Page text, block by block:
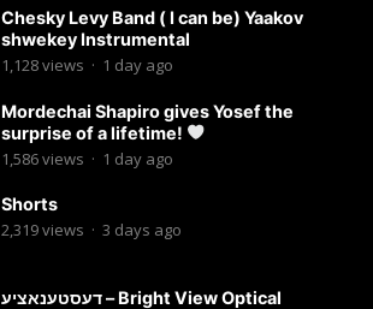
Chesky Levy Band ( I can be) Yaakov
shwekey Instrumental
1,128views · 1 day ago
Mordechai Shapiro gives Yosef the
surprise of a lifetime!
1,586views · 1 day ago
Shorts
2,319views · 3 days ago
דעסטענאציע – Bright View Optical